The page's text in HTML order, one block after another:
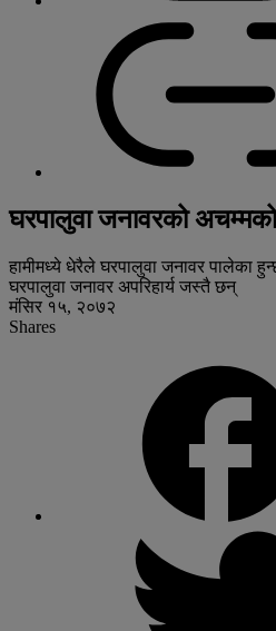
घरपालुवा जनावरको
हामीमध्ये धेरैले घरपालुवा जनावर पालेका
घरपालुवा जनावर अपरिहार्य जस्तै छन्
मंसिर १५, २०७२
Shares